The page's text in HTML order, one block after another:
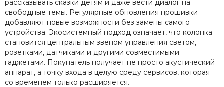
рассказывать сказки детям и даже вести диалог на
свободные темы. Регулярные обновления прошивки
добавляют новые возможности без замены самого
устройства. Экосистемный подход означает, что колонка
становится центральным звеном управления светом,
розетками, датчиками и другими совместимыми
гаджетами. Покупатель получает не просто акустический
аппарат, а точку входа в целую среду сервисов, которая
со временем только расширяется.